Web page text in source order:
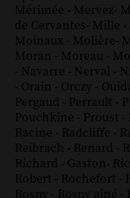
Mérimée - Mervez-
de Cervantes- Mille -
Moinaux - Molière-
Moran - Moreau -
- Navarre - Nerval -
- Orain - Orczy -
Pergaud - Perrault -
Pouchkine - Proust -
Racine - Radcliffe -
Reibrach - Renard -
Richard - Gaston-
Robert - Rochefort -
Rosny - Rosny aîné -